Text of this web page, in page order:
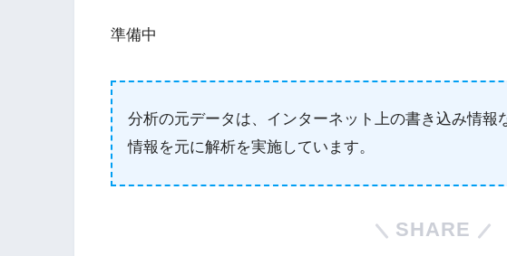
準備中
分析の元データは、インターネット上の書き込み情報
情報を元に解析を実施しています。
SHARE
2
ーズ初のオンライン化の挑戦
Wii版『クレイジークライマー